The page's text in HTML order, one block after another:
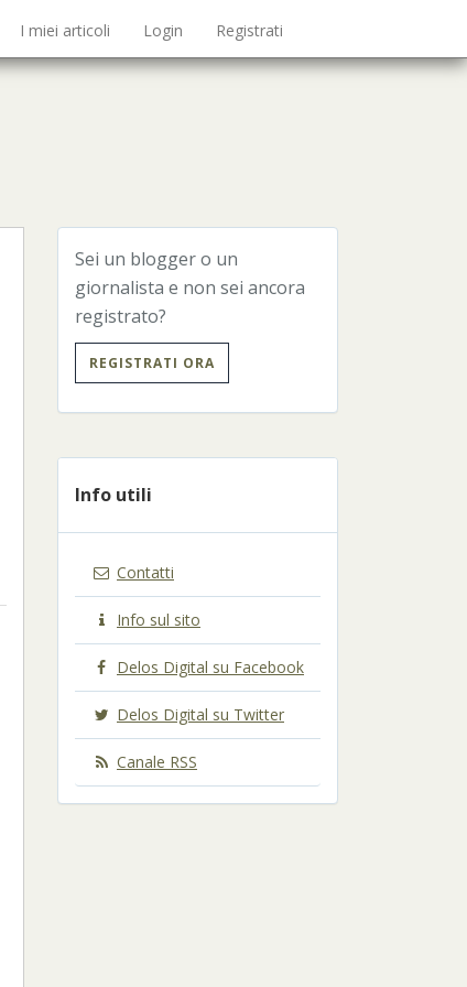
I miei articoli Login Registrati
Sei un blogger o un
giornalista e non sei ancora
registrato?
REGISTRATI ORA
Info utili
Contatti
Info sul sito
Delos Digital su Facebook
Delos Digital su Twitter
Canale RSS